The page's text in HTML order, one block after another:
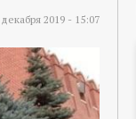
2019 - 15:07